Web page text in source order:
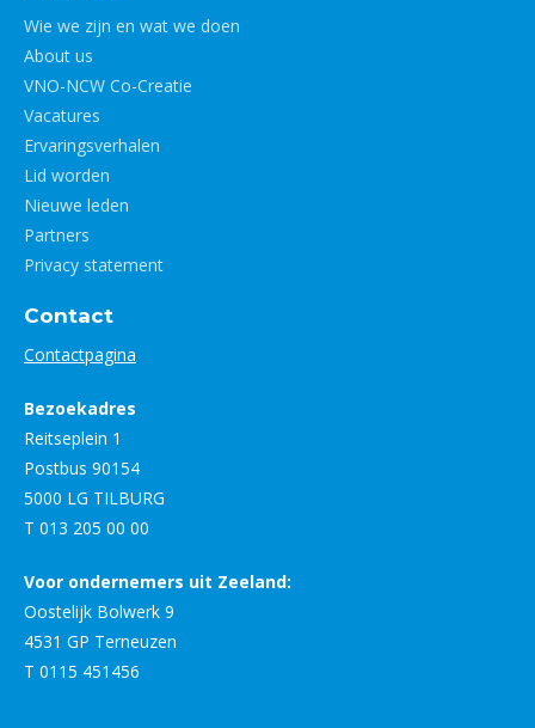
Wie we zijn en wat we doen
About us
VNO-NCW Co-Creatie
Vacatures
Ervaringsverhalen
Lid worden
Nieuwe leden
Partners
Privacy statement
Contact
Contactpagina
Bezoekadres
Reitseplein 1
Postbus 90154
5000 LG TILBURG
T 013 205 00 00
Voor ondernemers uit Zeeland:
Oostelijk Bolwerk 9
4531 GP Terneuzen
T 0115 451456